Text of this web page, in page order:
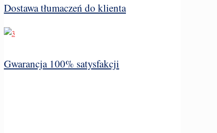
Dostawa tłumaczeń do klienta
Gwarancja 100% satysfakcji